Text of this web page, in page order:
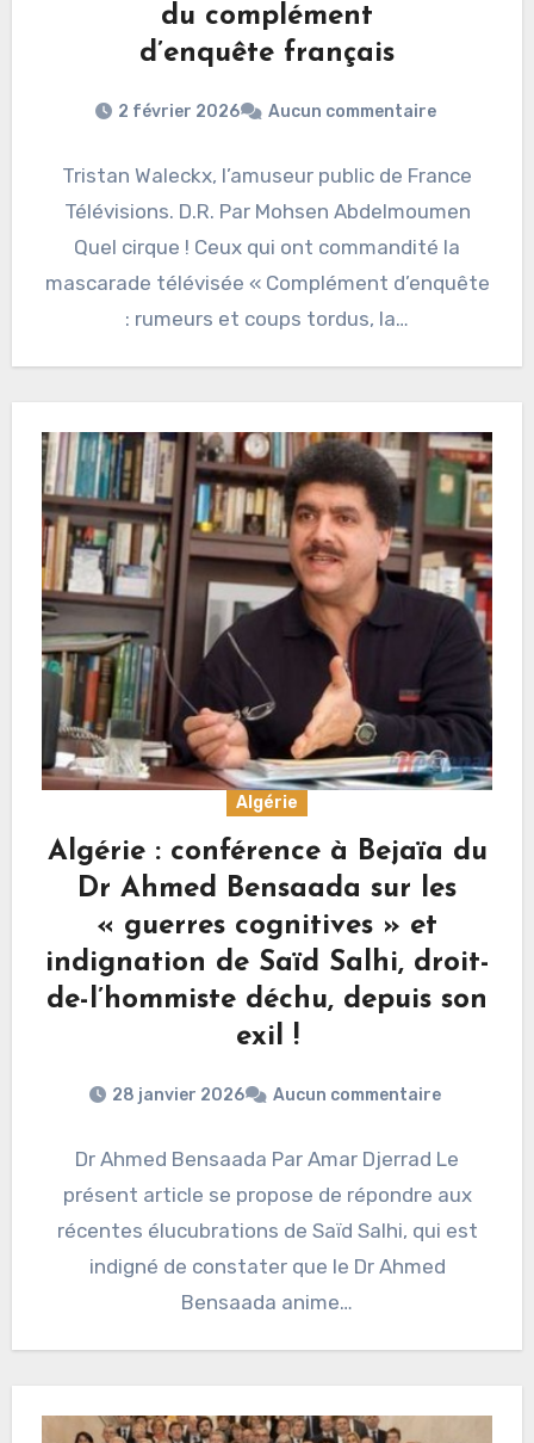
du complément
d’enquête français
2 février 2026 Aucun commentaire
Tristan Waleckx, l’amuseur public de France
Télévisions. D.R. Par Mohsen Abdelmoumen
Quel cirque ! Ceux qui ont commandité la
mascarade télévisée « Complément d’enquête
: rumeurs et coups tordus, la…
Algérie
Algérie : conférence à Bejaïa du
Dr Ahmed Bensaada sur les
« guerres cognitives » et
indignation de Saïd Salhi, droit-
de-l’hommiste déchu, depuis son
exil !
28 janvier 2026 Aucun commentaire
Dr Ahmed Bensaada Par Amar Djerrad Le
présent article se propose de répondre aux
récentes élucubrations de Saïd Salhi, qui est
indigné de constater que le Dr Ahmed
Bensaada anime…